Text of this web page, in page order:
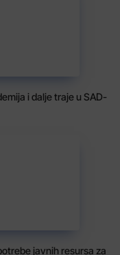
i dalje traje u SAD-
javnih resursa za